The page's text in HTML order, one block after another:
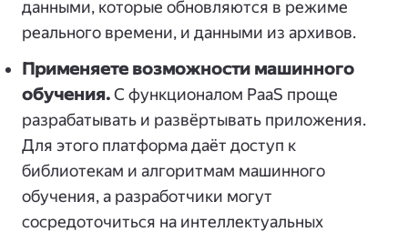
данными, которые обновляются в режиме
реального времени, и данными из архивов.
Применяете возможности машинного
обучения.С функционалом PaaS проще
разрабатывать и развёртывать приложения.
Для этого платформа даёт доступ к
библиотекам и алгоритмам машинного
обучения, а разработчики могут
сосредоточиться на интеллектуальных